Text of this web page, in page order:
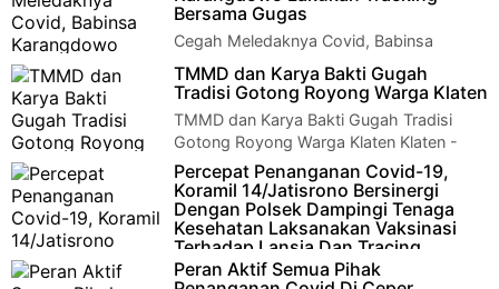
Bersama Gugas
Cegah Meledaknya Covid, Babinsa
Karangdowo Lakukan Tracking Bersama
Gugas Klaten | koptu Sutrisno Babinsa Munggung Anggo…
TMMD dan Karya Bakti Gugah
Tradisi Gotong Royong Warga Klaten
TMMD dan Karya Bakti Gugah Tradisi
Gotong Royong Warga Klaten Klaten -
Rapat Pleno Persiapan Pelaksanaan TNI Manunggal M…
Percepat Penanganan Covid-19,
Koramil 14/Jatisrono Bersinergi
Dengan Polsek Dampingi Tenaga
Kesehatan Laksanakan Vaksinasi
Terhadap Lansia Dan Tracing
Kepada Warga
Peran Aktif Semua Pihak